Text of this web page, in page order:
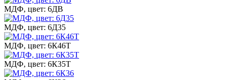
МДФ, цвет: 6ДВ
МДФ, цвет: 6Д35
МДФ, цвет: 6К46Т
МДФ, цвет: 6К35Т